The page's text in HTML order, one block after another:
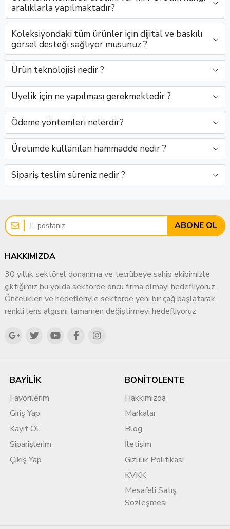
aralıklarla yapılmaktadır?
Koleksiyondaki tüm ürünler için dijital ve baskılı
görsel desteği sağlıyor musunuz ?
Ürün teknolojisi nedir ?
Üyelik için ne yapılması gerekmektedir ?
Ödeme yöntemleri nelerdir?
Üretimde kullanılan hammadde nedir ?
Sipariş teslim süreniz nedir ?
ABONE OL
HAKKIMIZDA
30 yıllık sektörel donanıma ve tecrübeye sahip ekibimizle
çıktığımız bu yolda sektörde öncü firma olmayı hedefliyoruz.
Öncelikleri ve hedefleriyle sektörde yeni bir çağ başlatarak
renkli lens algısını tamamen değiştirmeyi hedefliyoruz.
BAYİLİK
Favorilerim
Giriş Yap
Kayıt Ol
Siparişlerim
Çıkış Yap
BONİTOLENTE
Hakkımızda
Markalar
Blog
İletişim
Gizlilik Politikası
KVKK
Mesafeli Satış
Sözleşmesi